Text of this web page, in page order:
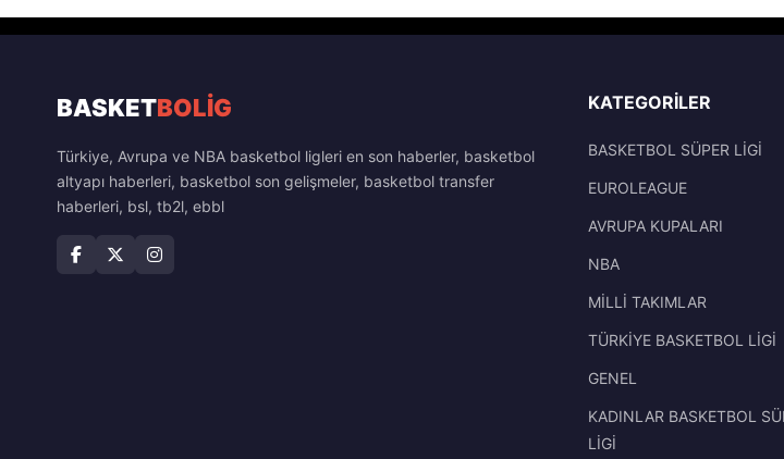
BASKETBOLİG
Türkiye, Avrupa ve NBA basketbol ligleri en son haberler, basketbol
altyapı haberleri, basketbol son gelişmeler, basketbol transfer
haberleri, bsl, tb2l, ebbl
KATEGORILER
BASKETBOL SÜPER LİGİ
EUROLEAGUE
AVRUPA KUPALARI
NBA
MİLLİ TAKIMLAR
TÜRKİYE BASKETBOL LİGİ
GENEL
KADINLAR BASKETBOL
LİGİ